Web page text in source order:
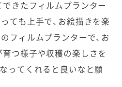
きたフィルムプランター
ても上手で、お絵描きを楽
フィルムプランターで、お
つ様子や収穫の楽しさを
ってくれると良いなと願